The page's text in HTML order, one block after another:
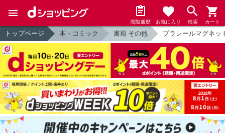
閲覧履歴 お気に入り 検索 カート
トップページ 本・コミック 書籍 その他 プラレールマグネッ